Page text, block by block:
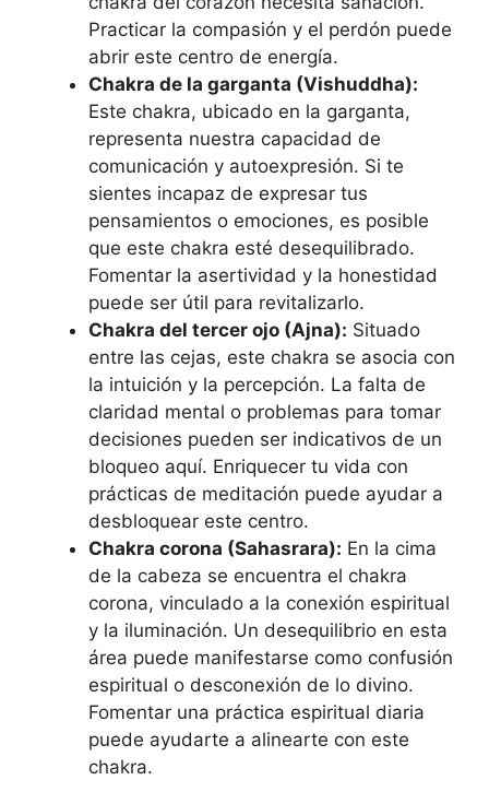
Practicar la compasión y el perdón puede
abrir este centro de energía.
Chakra de la garganta (Vishuddha):
Este chakra, ubicado en la garganta,
representa nuestra capacidad de
comunicación y autoexpresión. Si te
sientes incapaz de expresar tus
pensamientos o emociones, es posible
que este chakra esté desequilibrado.
Fomentar la asertividad y la honestidad
puede ser útil para revitalizarlo.
Chakra del tercer ojo (Ajna): Situado
entre las cejas, este chakra se asocia con
la intuición y la percepción. La falta de
claridad mental o problemas para tomar
decisiones pueden ser indicativos de un
bloqueo aquí. Enriquecer tu vida con
prácticas de meditación puede ayudar a
desbloquear este centro.
Chakra corona (Sahasrara): En la cima
de la cabeza se encuentra el chakra
corona, vinculado a la conexión espiritual
y la iluminación. Un desequilibrio en esta
área puede manifestarse como confusión
espiritual o desconexión de lo divino.
Fomentar una práctica espiritual diaria
puede ayudarte a alinearte con este
chakra.